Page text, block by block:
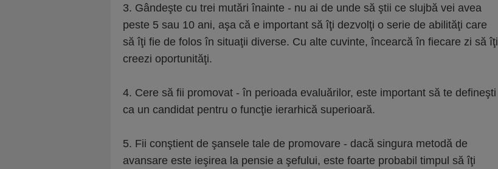
3. Gândeşte cu trei mutări înainte - nu ai de unde să ştii ce slujbă vei avea
peste 5 sau 10 ani, aşa că e important să îţi dezvolţi o serie de abilităţi care
să îţi fie de folos în situaţii diverse. Cu alte cuvinte, încearcă în fiecare zi să îţi
creezi oportunităţi.
4. Cere să fii promovat - în perioada evaluărilor, este important să te defineşti
ca un candidat pentru o funcţie ierarhică superioară.
5. Fii conştient de şansele tale de promovare - dacă singura metodă de
avansare este ieşirea la pensie a şefului, este foarte probabil timpul să îţi